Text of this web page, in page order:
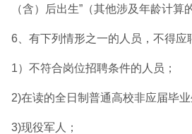
（含）后出生”（其他涉及年龄计算
6、有下列情形之一的人员，不得应
1）不符合岗位招聘条件的人员；
2)在读的全日制普通高校非应届毕业
3)现役军人；